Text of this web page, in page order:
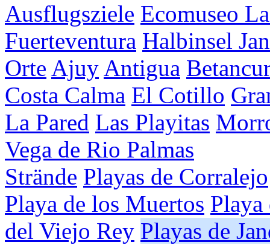
Ausflugsziele Ecomuseo
Fuerteventura Halbinsel
Orte Ajuy Antigua
Costa Calma El Cotillo
La Pared Las Playitas
Vega de Rio Palmas
Strände Playas de Corralejo
Playa de los Muertos Playa
del Viejo Rey Playas de